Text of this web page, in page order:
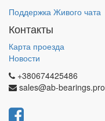
Поддержка Живого чата
Контакты
Карта проезда
Новости
+380674425486
sales@ab-bearings.pro